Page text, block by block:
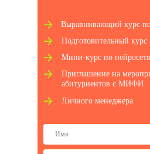
Выравнивающий курс
Мини-курс по
Подготовительный курс
Личного менеджера
Приглашение на
абитуриентов с МИФИ